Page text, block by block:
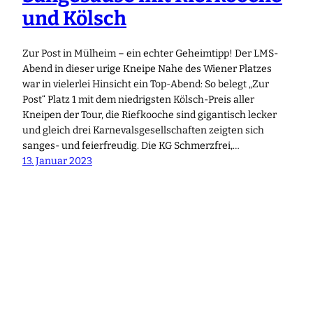
und Kölsch
Zur Post in Mülheim – ein echter Geheimtipp! Der LMS-
Abend in dieser urige Kneipe Nahe des Wiener Platzes
war in vielerlei Hinsicht ein Top-Abend: So belegt „Zur
Post“ Platz 1 mit dem niedrigsten Kölsch-Preis aller
Kneipen der Tour, die Riefkooche sind gigantisch lecker
und gleich drei Karnevalsgesellschaften zeigten sich
sanges- und feierfreudig. Die KG Schmerzfrei,…
13. Januar 2023